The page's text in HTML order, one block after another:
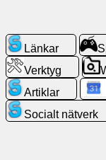
Kontakter
Spel
Sök
på
Länkar
Verktyg
Artiklar
Socialt nätverk